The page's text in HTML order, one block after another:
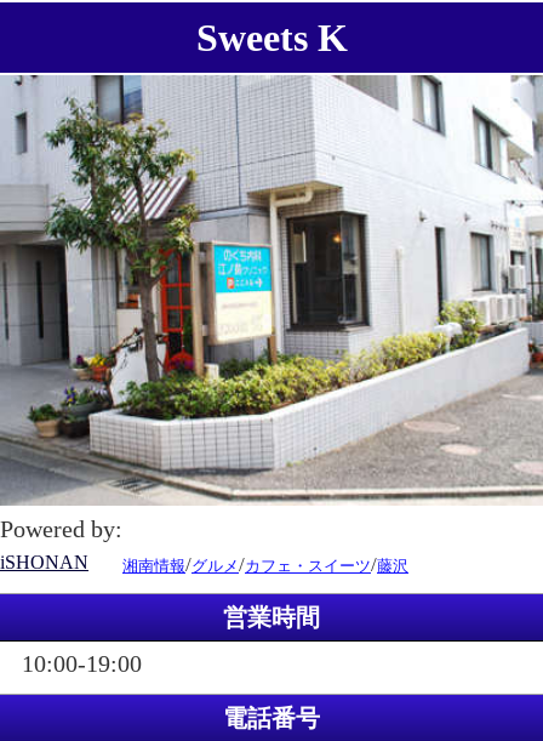
Sweets K
Powered by:
iSHONAN 湘南情報/グルメ/カフェ・スイーツ/藤沢
営業時間
10:00-19:00
電話番号